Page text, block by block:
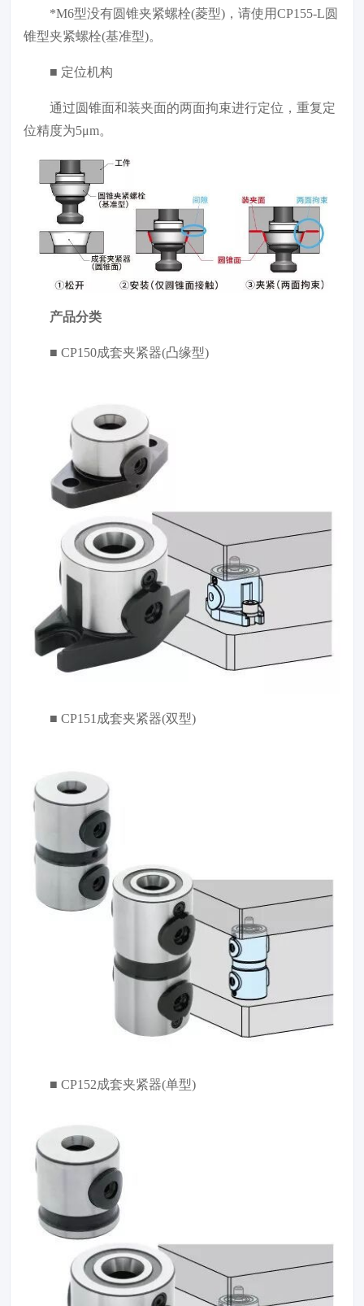
*M6型没有圆锥夹紧螺栓(菱型)，请使用CP155-L圆
锥型夹紧螺栓(基准型)。
■ 定位机构
通过圆锥面和装夹面的两面拘束进行定位，重复定
位精度为5μm。
产品分类
■ CP150成套夹紧器(凸缘型)
■ CP151成套夹紧器(双型)
■ CP152成套夹紧器(单型)